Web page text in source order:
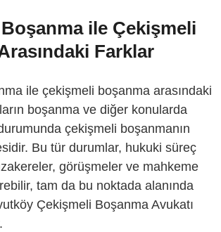
ile Çekişmeli
Farklar
ile çekişmeli boşanma arasındaki
boşanma ve diğer konularda
çekişmeli boşanmanın
Bu tür durumlar, hukuki süreç
görüşmeler ve mahkeme
tam da bu noktada alanında
Çekişmeli Boşanma Avukatı